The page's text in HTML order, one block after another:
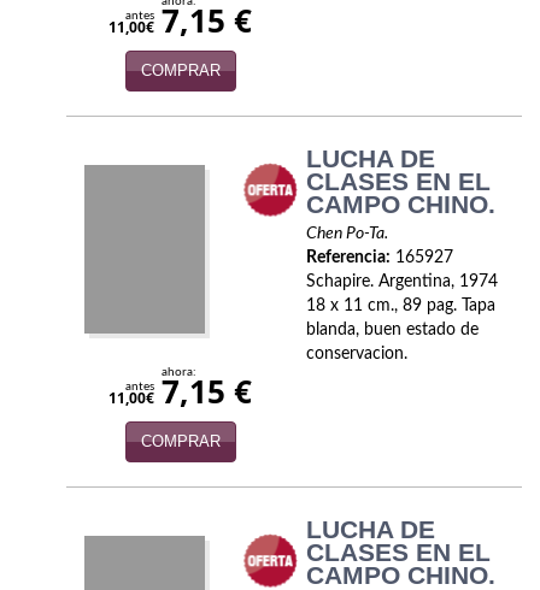
Psicología. Educación
Religión
Revistas
antes
11,00€ 7,15 €
COMPRAR
LUCHA DE
CLASES EN EL
CAMPO CHINO.
Chen Po-Ta.
Referencia: 165927
Schapire. Argentina, 1974
18 x 11 cm., 89 pag. Tapa
blanda, buen estado de
conservacion.
antes
11,00€
ahora:
7,15 €
COMPRAR
LUCHA DE
CLASES EN EL
CAMPO CHINO.